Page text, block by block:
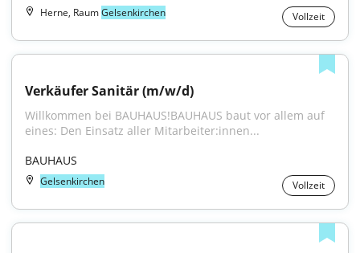
Herne, RaumGelsenkirchen Vollzeit
Verkäufer Sanitär (m/w/d)
Willkommen bei BAUHAUS!BAUHAUS baut vor allem auf
eines: Den Einsatz aller Mitarbeiter:innen...
BAUHAUS
Gelsenkirchen Vollzeit